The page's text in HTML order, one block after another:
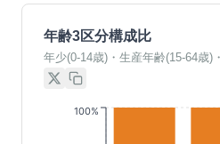
年齢3区分構成比
年少(0-14歳)・生産年齢(15-64歳)
100%